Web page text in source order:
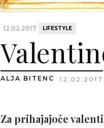
12.02.2017 LIFESTYLE
ALJA BITENC 12.02.2017
Za prihajajoče